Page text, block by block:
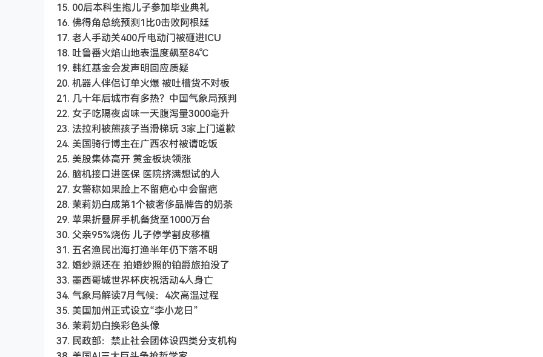
15. 00后本科生抱儿子参加毕业典礼
16. 佛得角总统预测1比0击败阿根廷
17. 老人手动关400斤电动门被砸进ICU
18. 吐鲁番火焰山地表温度飙至84℃
19. 韩红基金会发声明回应质疑
20. 机器人伴侣订单火爆 被吐槽货不对板
21. 几十年后城市有多热？中国气象局预判
22. 女子吃隔夜卤味一天腹泻量3000毫升
23. 法拉利被熊孩子当滑梯玩 3家上门道歉
24. 美国骑行博主在广西农村被请吃饭
25. 美股集体高开 黄金板块领涨
26. 脑机接口进医保 医院挤满想试的人
27. 女警称如果脸上不留疤心中会留疤
28. 茉莉奶白成第1个被奢侈品牌告的奶茶
29. 苹果折叠屏手机备货至1000万台
30. 父亲95%烧伤 儿子停学割皮移植
31. 五名渔民出海打渔半年仍下落不明
32. 婚纱照还在 拍婚纱照的铂爵旅拍没了
33. 墨西哥城世界杯庆祝活动4人身亡
34. 气象局解读7月气候：4次高温过程
35. 美国加州正式设立“李小龙日”
36. 茉莉奶白换彩色头像
37. 民政部：禁止社会团体设四类分支机构